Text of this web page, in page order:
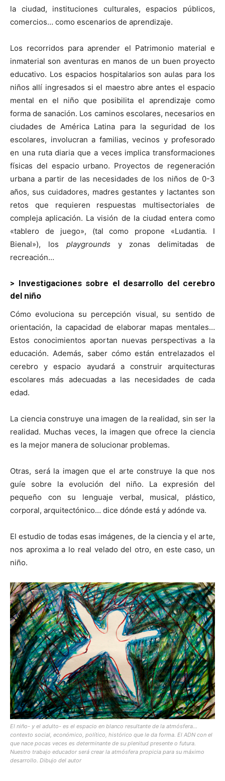
la ciudad, instituciones culturales, espacios públicos,
comercios… como escenarios de aprendizaje.
Los recorridos para aprender el Patrimonio material e
inmaterial son aventuras en manos de un buen proyecto
educativo. Los espacios hospitalarios son aulas para los
niños allí ingresados si el maestro abre antes el espacio
mental en el niño que posibilita el aprendizaje como
forma de sanación. Los caminos escolares, necesarios en
ciudades de América Latina para la seguridad de los
escolares, involucran a familias, vecinos y profesorado
en una ruta diaria que a veces implica transformaciones
físicas del espacio urbano. Proyectos de regeneración
urbana a partir de las necesidades de los niños de 0-3
años, sus cuidadores, madres gestantes y lactantes son
retos que requieren respuestas multisectoriales de
compleja aplicación. La visión de la ciudad entera como
«tablero de juego», (tal como propone «Ludantia. I
Bienal»), los playgrounds y zonas delimitadas de
recreación…
> Investigaciones sobre el desarrollo del cerebro
del niño
Cómo evoluciona su percepción visual, su sentido de
orientación, la capacidad de elaborar mapas mentales…
Estos conocimientos aportan nuevas perspectivas a la
educación. Además, saber cómo están entrelazados el
cerebro y espacio ayudará a construir arquitecturas
escolares más adecuadas a las necesidades de cada
edad.
La ciencia construye una imagen de la realidad, sin ser la
realidad. Muchas veces, la imagen que ofrece la ciencia
es la mejor manera de solucionar problemas.
Otras, será la imagen que el arte construye la que nos
guíe sobre la evolución del niño. La expresión del
pequeño con su lenguaje verbal, musical, plástico,
corporal, arquitectónico… dice dónde está y adónde va.
El estudio de todas esas imágenes, de la ciencia y el arte,
nos aproxima a lo real velado del otro, en este caso, un
niño.
El niño- y el adulto- es el espacio en blanco resultante de la atmósfera…
contexto social, económico, político, histórico que le da forma. El ADN con el
que nace pocas veces es determinante de su plenitud presente o futura.
Nuestro trabajo educador será crear la atmósfera propicia para su máximo
desarrollo. Dibujo del autor